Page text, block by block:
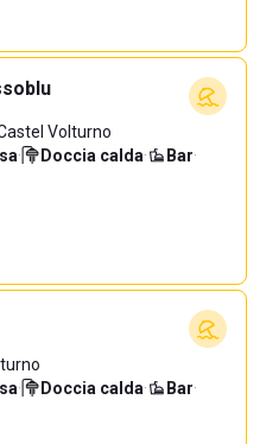
Volturno
· Doccia calda· Bar·
· Doccia calda· Bar·